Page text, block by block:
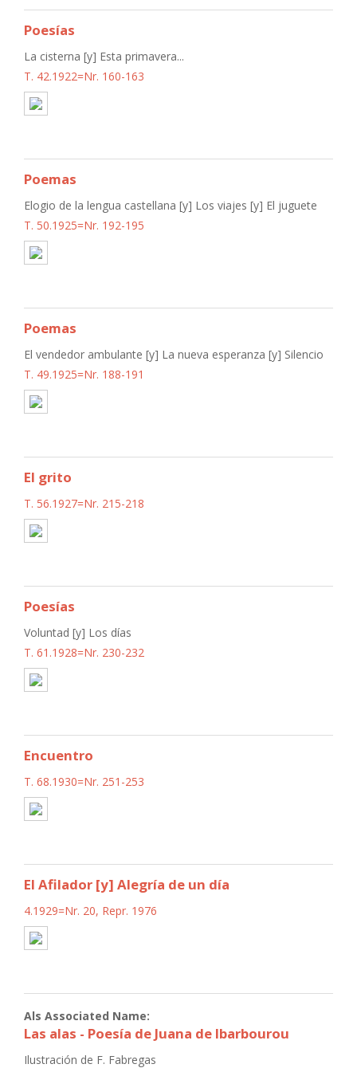
Poesías
La cisterna [y] Esta primavera...
T. 42.1922=Nr. 160-163
Poemas
Elogio de la lengua castellana [y] Los viajes [y] El juguete
T. 50.1925=Nr. 192-195
Poemas
El vendedor ambulante [y] La nueva esperanza [y] Silencio
T. 49.1925=Nr. 188-191
El grito
T. 56.1927=Nr. 215-218
Poesías
Voluntad [y] Los días
T. 61.1928=Nr. 230-232
Encuentro
T. 68.1930=Nr. 251-253
El Afilador [y] Alegría de un día
4.1929=Nr. 20, Repr. 1976
Als Associated Name:
Las alas - Poesía de Juana de Ibarbourou
Ilustración de F. Fabregas